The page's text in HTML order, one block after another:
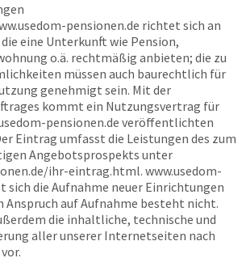
pensionen.de richtet sich an
eine Unterkunft wie Pension,
o.ä. rechtmäßig anbieten; die zu
müssen auch baurechtlich für
genehmigt sein. Mit der
kommt ein Nutzungsvertrag für
pensionen.de veröffentlichten
Eintrag umfasst die Leistungen des zum
Angebotsprospekts unter
/ihr-eintrag.html. www.usedom-
sich die Aufnahme neuer Einrichtungen
Anspruch auf Aufnahme besteht nicht.
die inhaltliche, technische und
aller unserer Internetseiten nach